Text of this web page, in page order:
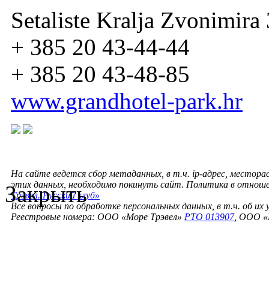
Setaliste Kralja
+ 385 20 43-44-44
+ 385 20 43-48-85
www.grandhotel-park.hr
На сайте ведется сбор метаданных, в т.ч. ip-адрес,
этих данных, необходимо покинуть сайт. Политика в
Трэвел. Русский клуб»
Все вопросы по обработке персональных данных, в т.ч. об их
Реестровые номера: ООО «Море Трэвел» РТО 013907, ООО
Закрыть